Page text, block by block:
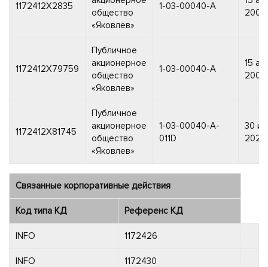
1172412X2835
общество
«Яковлев»
1-03-00040-A
2002
1172412X79759
Публичное
акционерное
общество
«Яковлев»
1-03-00040-A
15
2002
1172412X81745
Публичное
акционерное
общество
«Яковлев»
1-03-00040-A-
011D
30
2024
Связанные корпоративные действия
Код типа КД Референс КД
INFO 1172426
INFO 1172430